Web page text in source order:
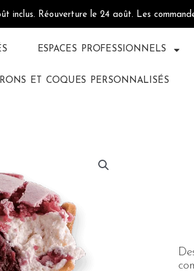
inclus. Réouverture le 24 août. Les
ESPACES PROFESSIONNELS
ET COQUES PERSONNALISÉS